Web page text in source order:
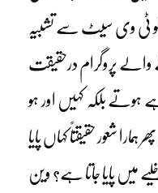
ٹی وی سیٹ سے تشبیہ
پروگرام درحقیقت
بلکہ کہیں اور ہو
شعور حقیقتاً کہاں پایا
میں پایا جاتا ہے؟ وین